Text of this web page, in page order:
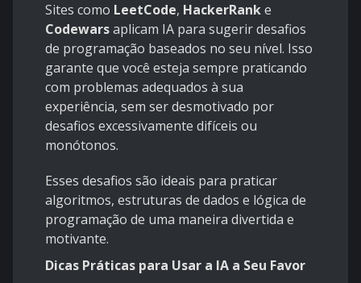
Sites como LeetCode, HackerRanke
Codewarsaplicam IA para sugerir desafios
de programação baseados no seu nível. Isso
garante que você esteja sempre praticando
com problemas adequados à sua
experiência, sem ser desmotivado por
desafios excessivamente difíceis ou
monótonos.
Esses desafios são ideais para praticar
algoritmos, estruturas de dados e lógica de
programação de uma maneira divertida e
motivante.
Dicas Práticas para Usar a IA a Seu Favor